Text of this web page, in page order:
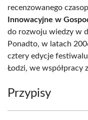
recenzowanego
Innowacyjne w
do rozwoju wiedzy w
Ponadto, w latach
cztery edycje
Łodzi, we współpracy z
Przypisy